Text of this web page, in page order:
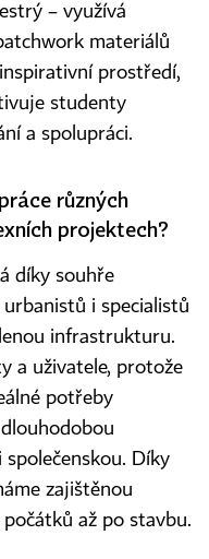
– využívá
materiálů
prostředí,
studenty
a spolupráci.
různých
projektech?
díky souhře
i specialistů
infrastrukturu.
a uživatele, protože
potřeby
Díky
zajištěnou
až po stavbu.